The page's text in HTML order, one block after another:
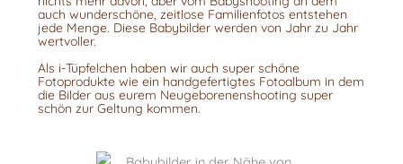
auch wunderschöne, zeitlose Familienfotos entstehen
jede Menge. Diese Babybilder werden von Jahr zu Jahr
wertvoller.
Als i-Tüpfelchen haben wir auch super schöne
Fotoprodukte wie ein handgefertigtes Fotoalbum in dem
die Bilder aus eurem Neugeborenenshooting super
schön zur Geltung kommen.